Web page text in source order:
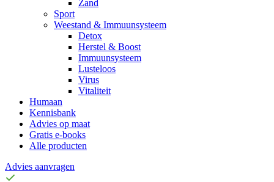
Zand
Sport
Weestand & Immuunsysteem
Detox
Herstel & Boost
Immuunsysteem
Lusteloos
Virus
Vitaliteit
Humaan
Kennisbank
Advies op maat
Gratis e-books
Alle producten
Advies aanvragen